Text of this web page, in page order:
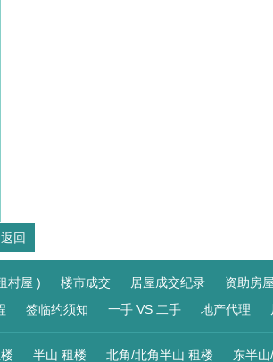
返回
村屋 ) 楼市成交 居屋成交纪录 资助房
签临约须知 一手 VS 二手 地产代理
半山 租楼 北角/北角半山 租楼 东半